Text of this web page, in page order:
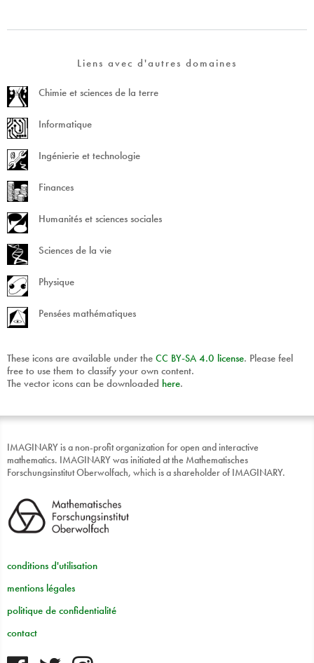
Liens avec d'autres domaines
Chimie et sciences de la terre
Informatique
Ingénierie et technologie
Finances
Humanités et sciences sociales
Sciences de la vie
Physique
Pensées mathématiques
These icons are available under the CC BY-SA 4.0 license. Please feel
free to use them to classify your own content.
The vector icons can be downloaded here.
IMAGINARY is a non-profit organization for open and interactive
mathematics. IMAGINARY was initiated at the Mathematisches
Forschungsinstitut Oberwolfach, which is a shareholder of IMAGINARY.
conditions d'utilisation
mentions légales
politique de confidentialité
contact